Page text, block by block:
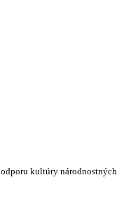
kultúry národnostných